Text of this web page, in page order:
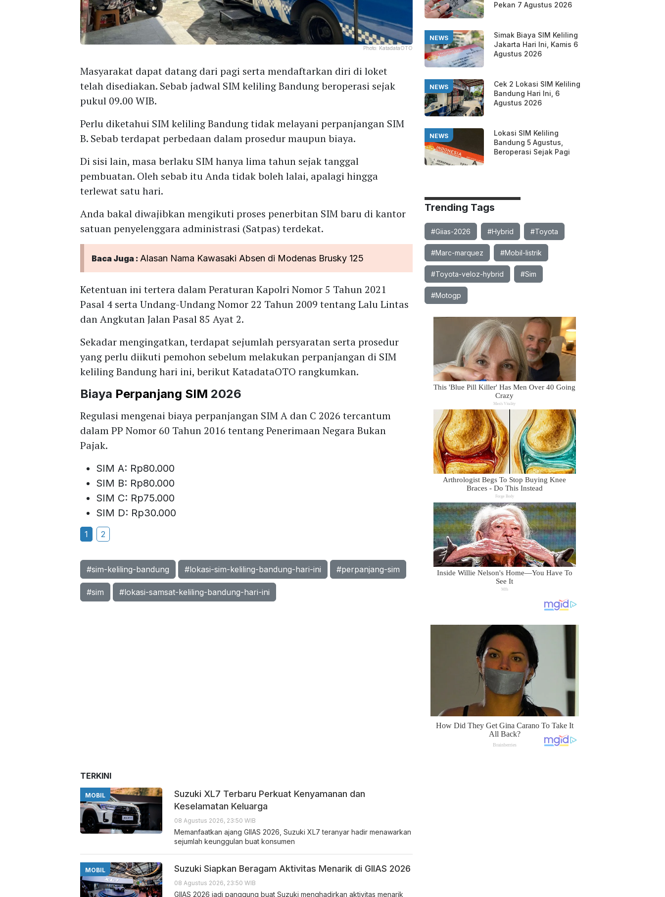
Photo: KatadataOTO
Masyarakat dapat datang dari pagi serta mendaftarkan diri di loket
telah disediakan. Sebab jadwal SIM keliling Bandung beroperasi sejak
pukul 09.00 WIB.
Perlu diketahui SIM keliling Bandung tidak melayani perpanjangan SIM
B. Sebab terdapat perbedaan dalam prosedur maupun biaya.
Di sisi lain, masa berlaku SIM hanya lima tahun sejak tanggal
pembuatan. Oleh sebab itu Anda tidak boleh lalai, apalagi hingga
terlewat satu hari.
Anda bakal diwajibkan mengikuti proses penerbitan SIM baru di kantor
satuan penyelenggara administrasi (Satpas) terdekat.
Baca Juga :Alasan Nama Kawasaki Absen di Modenas Brusky 125
Ketentuan ini tertera dalam Peraturan Kapolri Nomor 5 Tahun 2021
Pasal 4 serta Undang-Undang Nomor 22 Tahun 2009 tentang Lalu Lintas
dan Angkutan Jalan Pasal 85 Ayat 2.
Sekadar mengingatkan, terdapat sejumlah persyaratan serta prosedur
yang perlu diikuti pemohon sebelum melakukan perpanjangan di SIM
keliling Bandung hari ini, berikut KatadataOTO rangkumkan.
Biaya Perpanjang SIM 2026
Regulasi mengenai biaya perpanjangan SIM A dan C 2026 tercantum
dalam PP Nomor 60 Tahun 2016 tentang Penerimaan Negara Bukan
Pajak.
SIM A: Rp80.000
SIM B: Rp80.000
SIM C: Rp75.000
SIM D: Rp30.000
1 2
#sim-keliling-bandung #lokasi-sim-keliling-bandung-hari-ini #perpanjang-sim
#sim #lokasi-samsat-keliling-bandung-hari-ini
Pekan 7 Agustus 2026
NEWS
Simak Biaya SIM Keliling
Jakarta Hari Ini, Kamis 6
Agustus 2026
NEWS
Cek 2 Lokasi SIM Keliling
Bandung Hari Ini, 6
Agustus 2026
NEWS
Lokasi SIM Keliling
Bandung 5 Agustus,
Beroperasi Sejak Pagi
Trending Tags
#Giias-2026 #Hybrid #Toyota
#Marc-marquez #Mobil-listrik
#Toyota-veloz-hybrid #Sim
#Motogp
TERKINI
MOBIL
Suzuki XL7 Terbaru Perkuat Kenyamanan dan
Keselamatan Keluarga
08 Agustus 2026, 23:50 WIB
Memanfaatkan ajang GIIAS 2026, Suzuki XL7 teranyar hadir menawarkan
sejumlah keunggulan buat konsumen
MOBIL Suzuki Siapkan Beragam Aktivitas Menarik di GIIAS 2026
08 Agustus 2026, 23:50 WIB
GIIAS 2026 jadi panggung buat Suzuki menghadirkan aktivitas menarik